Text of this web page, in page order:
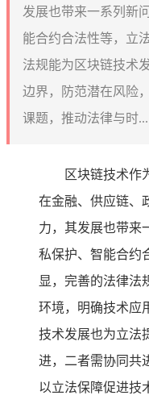
发展也带来一系列新
能合约合法性等，立
法规能为区块链技术
边界，防范潜在风险
课题，推动法律与时...
区块链技术作
在金融、供应链、
力，其发展也带来
私保护、智能合约
显，完善的法律法
环境，明确技术应
技术发展也为立法
进，二者需协同共
以立法保障促进技